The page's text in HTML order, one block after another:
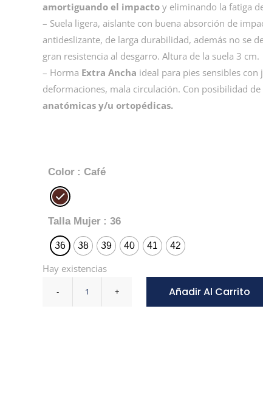
amortiguando el impacto y eliminando la fatiga
– Suela ligera, aislante con buena absorción de
antideslizante, de larga durabilidad, además no se
gran resistencia al desgarro. Altura de la suela 3 cm.
– Horma Extra Ancha ideal para pies sensibles con
deformaciones, mala circulación. Con posibilidad de
anatómicas y/u ortopédicas.
Color : Café
Talla Mujer : 36
36 38 39 40 41 42
Hay existencias
Añadir Al Carrito